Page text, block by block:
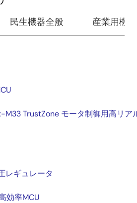
民生機器全般 産業用機器
TrustZone モータ制御用高リア
レギュレータ
効率MCU